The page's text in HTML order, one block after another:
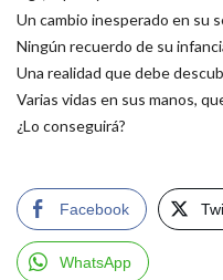
Un cambio inesperado en su
Ningún recuerdo de su
Una realidad que debe
Varias vidas en sus manos,
¿Lo conseguirá?
Facebook
WhatsApp